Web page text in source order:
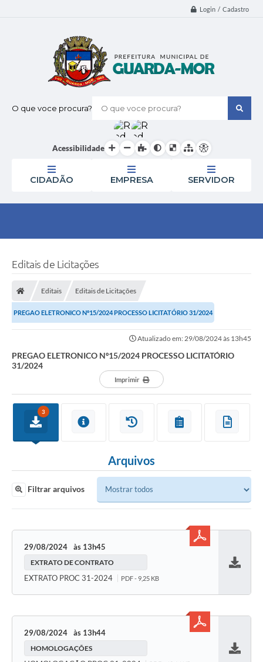
Login / Cadastro
O que voce procura?
Acessibilidade
CIDADÃO EMPRESA SERVIDOR
Editais de Licitações
Editais Editais de Licitações
PREGAO ELETRONICO Nº15/2024 PROCESSO LICITATÓRIO 31/2024
Atualizado em: 29/08/2024 às 13h45
PREGAO ELETRONICO Nº15/2024 PROCESSO LICITATÓRIO
31/2024
Imprimir
3
Arquivos
Filtrar arquivos
29/08/2024 13h45
EXTRATO DE CONTRATO
EXTRATO PROC 31-2024 PDF - 9,25 KB
29/08/2024 13h44
HOMOLOGAÇÕES